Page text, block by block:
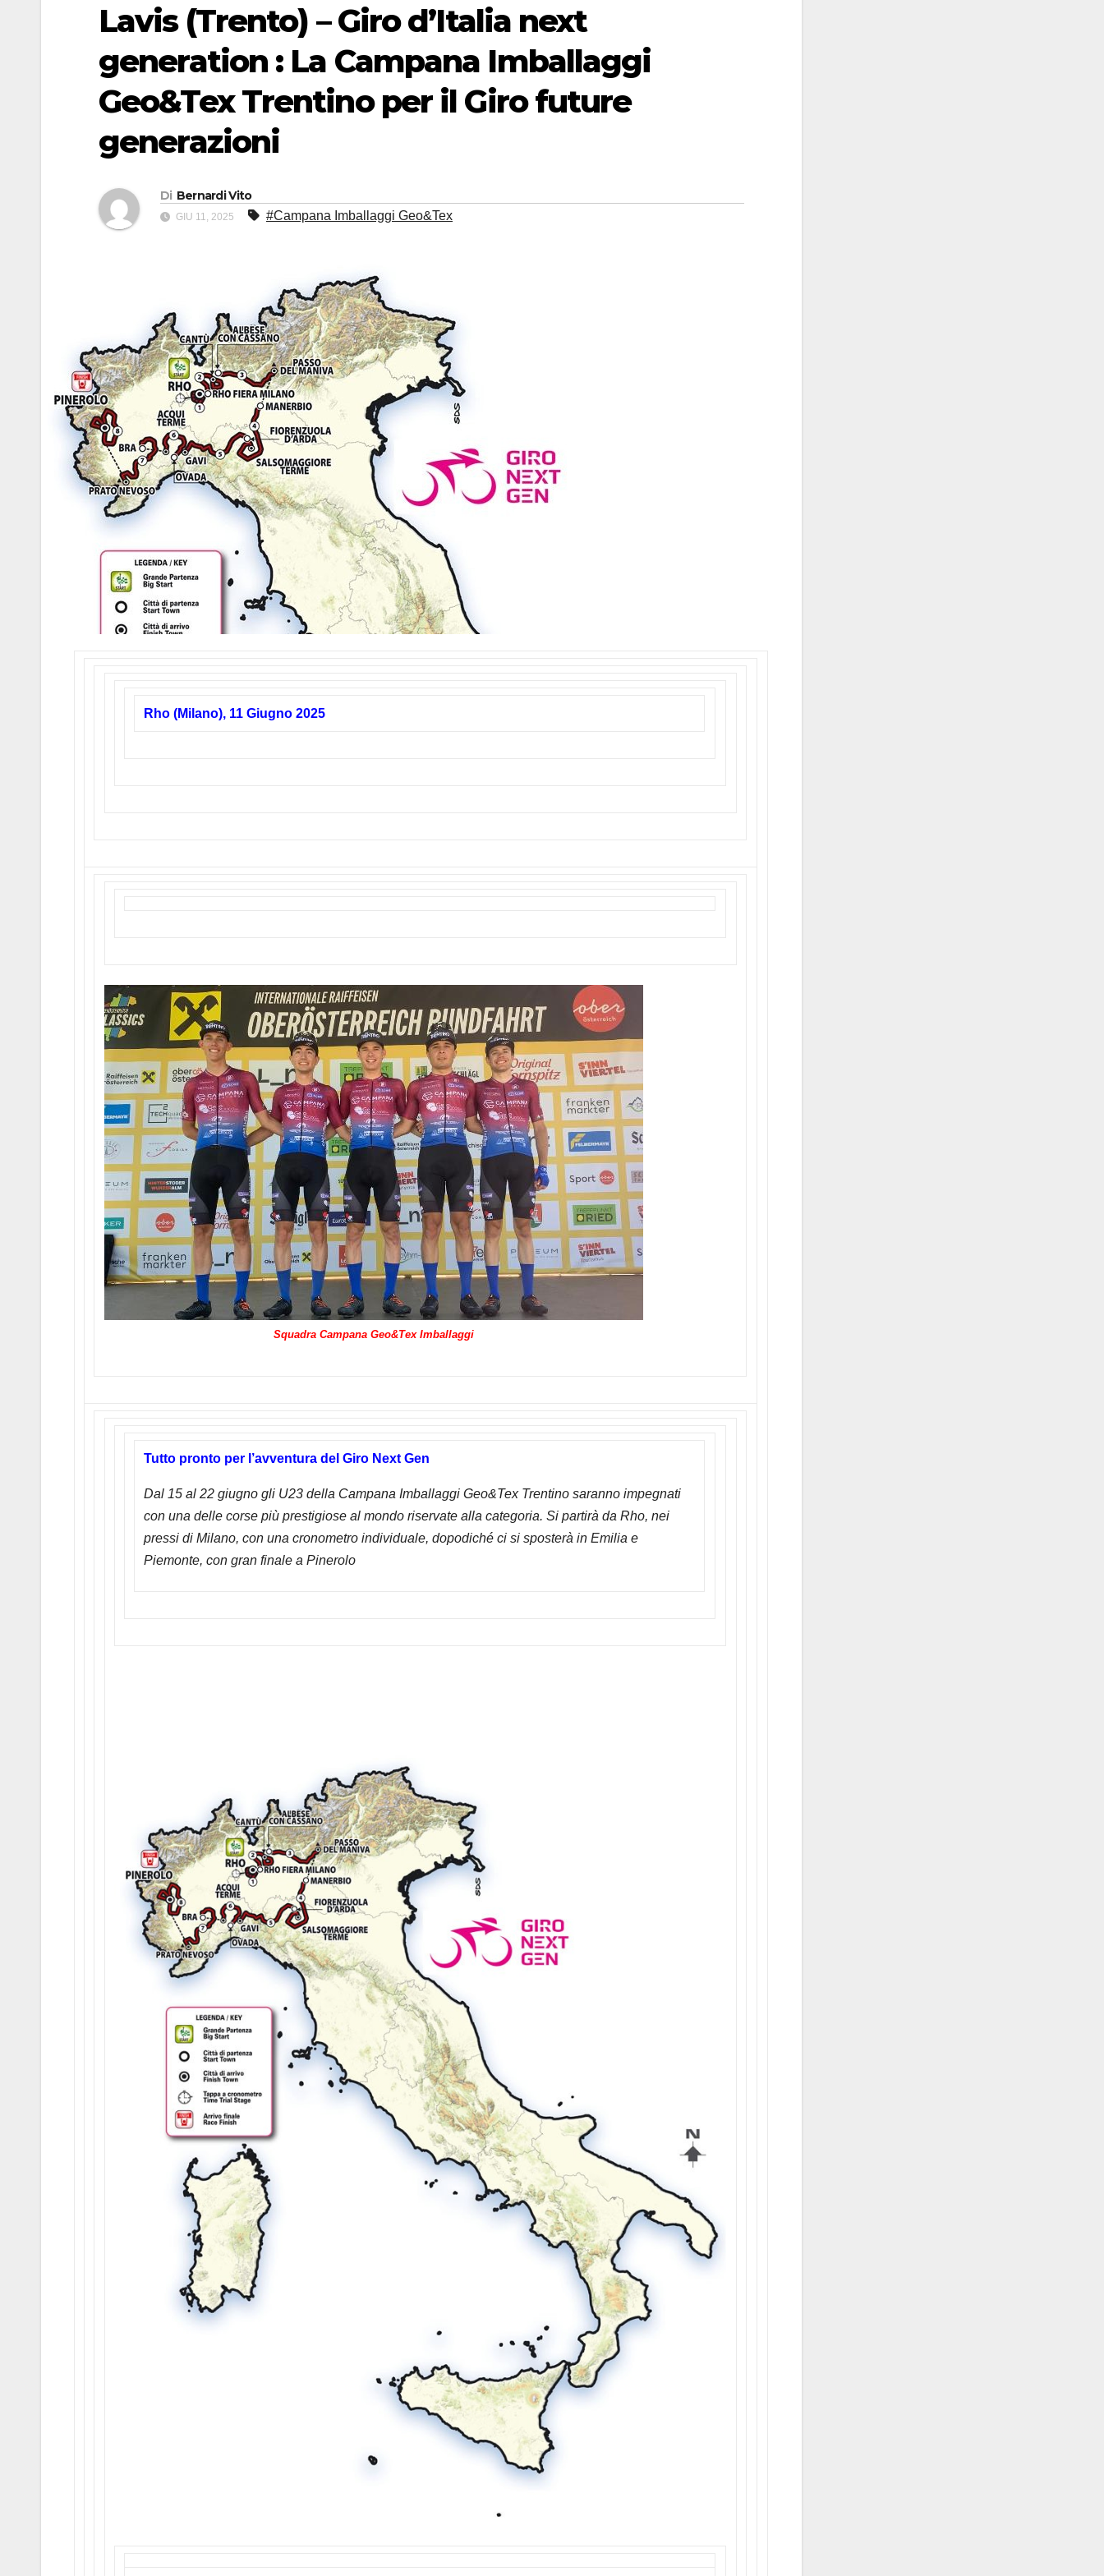
Lavis (Trento) – Giro d’Italia next
generation : La Campana Imballaggi
Geo&Tex Trentino per il Giro future
generazioni
Di Bernardi Vito
GIU 11, 2025 #Campana Imballaggi Geo&Tex
Rho (Milano), 11 Giugno 2025
Squadra Campana Geo&Tex Imballaggi
Tutto pronto per l’avventura del Giro Next Gen
Dal 15 al 22 giugno gli U23 della Campana Imballaggi Geo&Tex Trentino saranno impegnati
con una delle corse più prestigiose al mondo riservate alla categoria. Si partirà da Rho, nei
pressi di Milano, con una cronometro individuale, dopodiché ci si sposterà in Emilia e
Piemonte, con gran finale a Pinerolo